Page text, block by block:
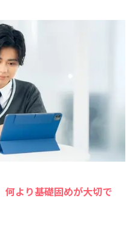
何より基礎固めが大切で